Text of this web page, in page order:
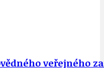
veřejného